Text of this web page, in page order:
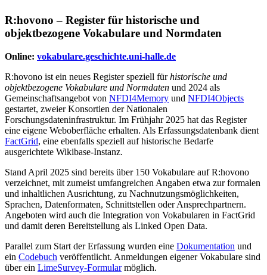
R:hovono – Register für historische und
objektbezogene Vokabulare und Normdaten
Online: vokabulare.geschichte.uni-halle.de
R:hovono ist ein neues Register speziell fürhistorische und
objektbezogene Vokabulare und Normdaten und 2024 als
Gemeinschaftsangebot von NFDI4Memory und NFDI4Objects
gestartet, zweier Konsortien der Nationalen
Forschungsdateninfrastruktur. Im Frühjahr 2025 hat das Register
eine eigene Weboberfläche erhalten. Als Erfassungsdatenbank dient
FactGrid, eine ebenfalls speziell auf historische Bedarfe
ausgerichtete Wikibase-Instanz.
Stand April 2025 sind bereits über 150 Vokabulare auf R:hovono
verzeichnet, mit zumeist umfangreichen Angaben etwa zur formalen
und inhaltlichen Ausrichtung, zu Nachnutzungsmöglichkeiten,
Sprachen, Datenformaten, Schnittstellen oder Ansprechpartnern.
Angeboten wird auch die Integration von Vokabularen in FactGrid
und damit deren Bereitstellung als Linked Open Data.
Parallel zum Start der Erfassung wurden eine Dokumentation und
ein Codebuch veröffentlicht. Anmeldungen eigener Vokabulare sind
über ein LimeSurvey-Formularmöglich.